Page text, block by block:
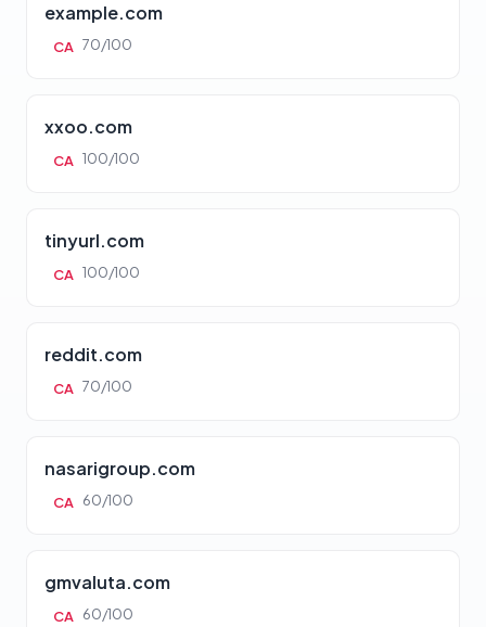
example.com
CA 70/100
xxoo.com
CA 100/100
tinyurl.com
CA 100/100
reddit.com
CA 70/100
nasarigroup.com
CA 60/100
gmvaluta.com
CA 60/100